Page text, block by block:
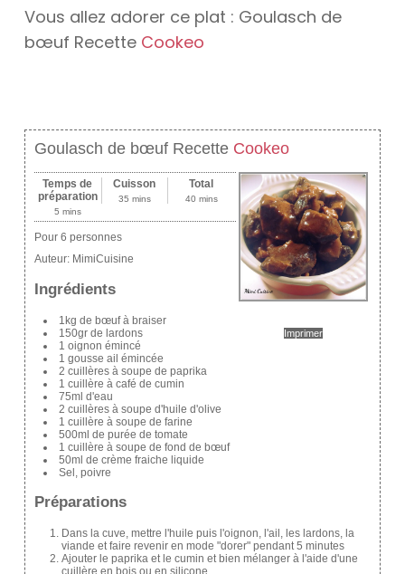
Vous allez adorer ce plat : Goulasch de
bœuf Recette Cookeo
Goulasch de bœuf Recette Cookeo
Imprimer
Temps de
préparation
5 mins
Cuisson
35 mins
Total
40 mins
Pour 6 personnes
Auteur: MimiCuisine
Ingrédients
1kg de bœuf à braiser
150gr de lardons
1 oignon émincé
1 gousse ail émincée
2 cuillères à soupe de paprika
1 cuillère à café de cumin
75ml d'eau
2 cuillères à soupe d'huile d'olive
1 cuillère à soupe de farine
500ml de purée de tomate
1 cuillère à soupe de fond de bœuf
50ml de crème fraiche liquide
Sel, poivre
Préparations
Dans la cuve, mettre l'huile puis l'oignon, l'ail, les lardons, la
viande et faire revenir en mode "dorer" pendant 5 minutes
Ajouter le paprika et le cumin et bien mélanger à l'aide d'une
cuillère en bois ou en silicone